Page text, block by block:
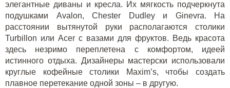
элегантные диваны и кресла. Их мягкость подчеркнута
подушками Avalon, Chester Dudley и Ginevra. На
расстоянии вытянутой руки располагаются столики
Turbillon или Acer с вазами для фруктов. Ведь красота
здесь незримо переплетена с комфортом, идеей
истинного отдыха. Дизайнеры мастерски использовали
круглые кофейные столики Maxim’s, чтобы создать
плавное перетекание одной зоны – в другую.